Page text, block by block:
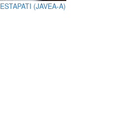
ESTAPATI (JAVEA-A)